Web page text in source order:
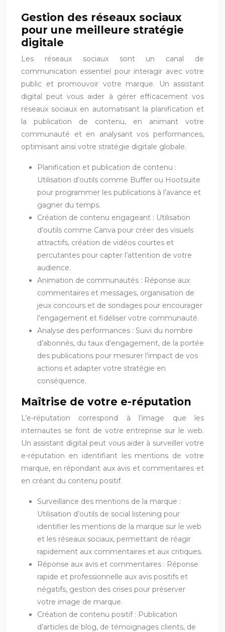
Gestion des réseaux sociaux
pour une meilleure stratégie
digitale
Les réseaux sociaux sont un canal de
communication essentiel pour interagir avec votre
public et promouvoir votre marque. Un assistant
digital peut vous aider à gérer efficacement vos
réseaux sociaux en automatisant la planification et
la publication de contenu, en animant votre
communauté et en analysant vos performances,
optimisant ainsi votre stratégie digitale globale.
Planification et publication de contenu :
Utilisation d’outils comme Buffer ou Hootsuite
pour programmer les publications à l’avance et
gagner du temps.
Création de contenu engageant : Utilisation
d’outils comme Canva pour créer des visuels
attractifs, création de vidéos courtes et
percutantes pour capter l’attention de votre
audience.
Animation de communautés : Réponse aux
commentaires et messages, organisation de
jeux concours et de sondages pour encourager
l’engagement et fidéliser votre communauté.
Analyse des performances : Suivi du nombre
d’abonnés, du taux d’engagement, de la portée
des publications pour mesurer l’impact de vos
actions et adapter votre stratégie en
conséquence.
Maîtrise de votre e-réputation
L’e-réputation correspond à l’image que les
internautes se font de votre entreprise sur le web.
Un assistant digital peut vous aider à surveiller votre
e-réputation en identifiant les mentions de votre
marque, en répondant aux avis et commentaires et
en créant du contenu positif.
Surveillance des mentions de la marque :
Utilisation d’outils de social listening pour
identifier les mentions de la marque sur le web
et les réseaux sociaux, permettant de réagir
rapidement aux commentaires et aux critiques.
Réponse aux avis et commentaires : Réponse
rapide et professionnelle aux avis positifs et
négatifs, gestion des crises pour préserver
votre image de marque.
Création de contenu positif : Publication
d’articles de blog, de témoignages clients, de